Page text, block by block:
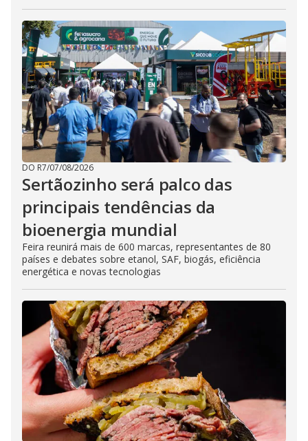
DO R7/07/08/2026
Sertãozinho será palco das
principais tendências da
bioenergia mundial
Feira reunirá mais de 600 marcas, representantes de 80
países e debates sobre etanol, SAF, biogás, eficiência
energética e novas tecnologias